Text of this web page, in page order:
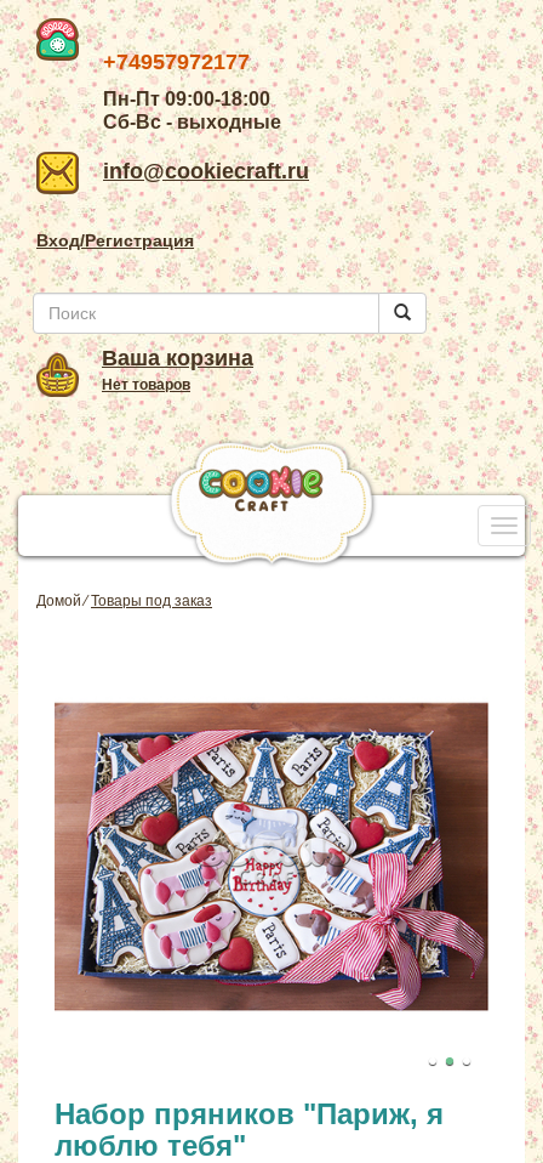
+74957972177
Пн-Пт 09:00-18:00
Сб-Вс - выходные
info@cookiecraft.ru
Вход/Регистрация
Ваша корзина
Нет товаров
Домой⁄Товары под заказ
Набор пряников "Париж, я
люблю тебя"